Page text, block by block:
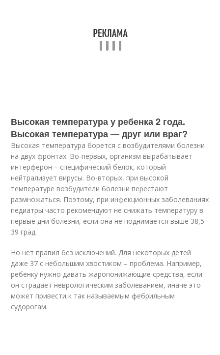
Высокая температура у ребенка 2 года.
Высокая температура — друг или враг?
Высокая температура борется с возбудителями болезни
на двух фронтах. Во-первых, организм вырабатывает
интерферон – специфический белок, который
нейтрализует вирусы. Во-вторых, при высокой
температуре возбудители болезни перестают
размножаться. Поэтому, при инфекционных заболеваниях
педиатры часто рекомендуют не снижать температуру в
первые дни болезни, если она не поднимается выше 38,5-
39 град.
Но нет правил без исключений. Для некоторых детей
даже 37 с небольшим хвостиком – проблема. Например,
ребенку нужно давать жаропонижающие средства, если
он страдает неврологическим заболеванием, иначе это
может привести к так называемым фебрильным
судорогам.